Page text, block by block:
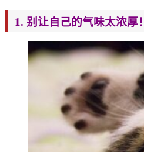
1. 别让自己的气味太浓厚！